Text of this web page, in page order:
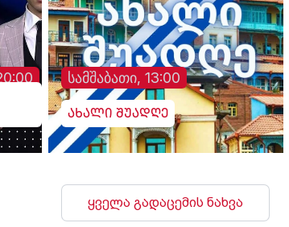
სამშაბათი, 13:00
ახალი შუადღე
ყველა გადაცემის ნახვა